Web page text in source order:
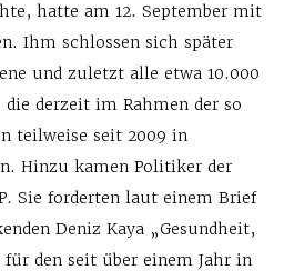
hatte am 12. September mit
Ihm schlossen sich später
und zuletzt alle etwa 10.000
derzeit im Rahmen der so
teilweise seit 2009 in
Hinzu kamen Politiker der
Sie forderten laut einem Brief
Deniz Kaya „Gesundheit,
den seit über einem Jahr in